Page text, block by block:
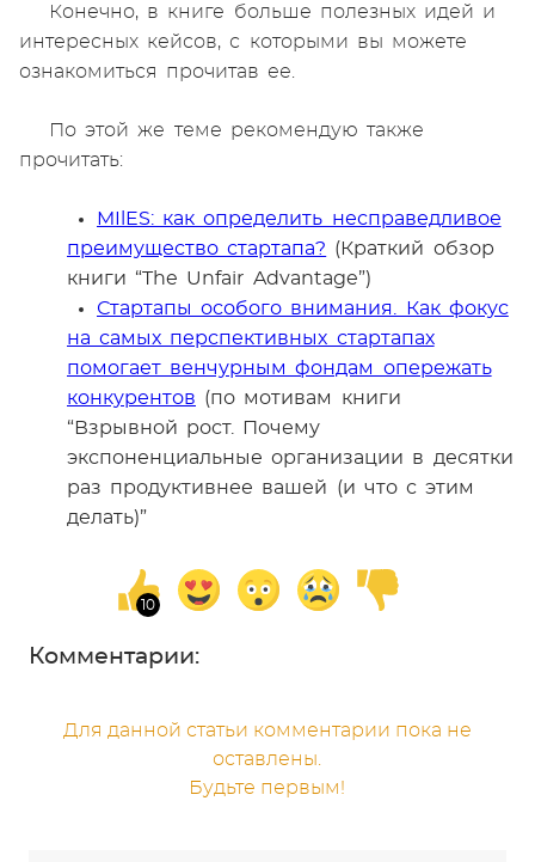
Конечно, в книге больше полезных идей и
интересных кейсов, с которыми вы можете
ознакомиться прочитав ее.
По этой же теме рекомендую также
прочитать:
MIlES: как определить несправедливое
преимущество стартапа? (Краткий обзор
книги “The Unfair Advantage”)
Стартапы особого внимания. Как фокус
на самых перспективных стартапах
помогает венчурным фондам опережать
конкурентов (по мотивам книги
“Взрывной рост. Почему
экспоненциальные организации в десятки
раз продуктивнее вашей (и что с этим
делать)”
Комментарии:
Для данной статьи комментарии пока не
оставлены.
Будьте первым!